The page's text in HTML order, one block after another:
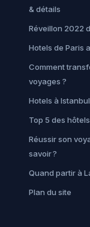
& détails
Réveillon 2022
Hotels de Paris
Comment
voyages ?
Hotels à
Top 5 des
Réussir son
savoir ?
Quand partir à
Plan du site